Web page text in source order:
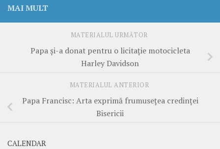
MAI MULT
MATERIALUL URMĂTOR
Papa şi-a donat pentru o licitaţie motocicleta
Harley Davidson
MATERIALUL ANTERIOR
Papa Francisc: Arta exprimă frumuseţea credinţei
Bisericii
CALENDAR